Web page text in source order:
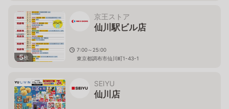
5枚
京王ストア
仙川駅ビル店
7:00～25:00
東京都調布市仙川町1-43-1
SEIYU
仙川店